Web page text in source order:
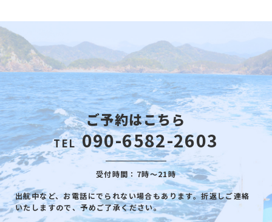
ご予約はこちら
TEL 090-6582-2603
受付時間：7時～21時
出航中など、お電話にでられない場合もあります。折返しご連絡
いたしますので、予めご了承ください。